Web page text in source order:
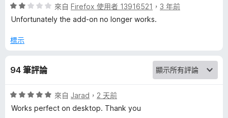
A
c
h
評
價
分
分
分
來自 Firefox 使用者 13916521 ， 3 年前
Unfortunately the add-on no longer works.
標示
94 筆評論
評
價
來自 Jarad ， 2 天前
Works perfect on desktop. Thank you